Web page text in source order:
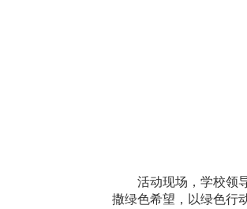
活动现场，学校领
撒绿色希望，以绿色行